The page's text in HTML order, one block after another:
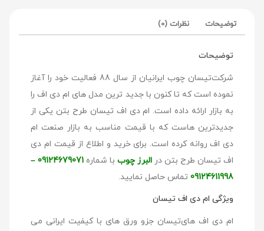
توضیحات نظرات (0)
توضیحات
شرکت‌تیسان چوب ایرانیان از سال 88 فعالیت خود را آغاز
نموده است که تا کنون با جدید ترین مدل های ام دی اف را
به بازار ارائه داده است. ام دی اف تیسان طرح بتن یکی از
جدیدترین هاست که با قیمت مناسب به بازار صنعت ام
دی اف روانه کرده است. برای خرید و اطلاع از قیمت ام دی
اف تیسان طرح بتن در البرز چوب با شماره
09124679071 –
09124611998 تماس حاصل نمایید.
ویژگی ام دی اف تیسان
ام دی اف های‌تیسان جزو ورق های با کیفیت ایرانی می